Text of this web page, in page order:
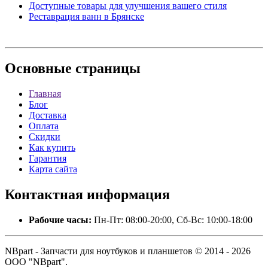
Доступные товары для улучшения вашего стиля
Реставрация ванн в Брянске
Основные страницы
Главная
Блог
Доставка
Оплата
Скидки
Как купить
Гарантия
Карта сайта
Контактная информация
Рабочие часы: Пн-Пт: 08:00-20:00, Сб-Вс: 10:00-18:00
NBpart - Запчасти для ноутбуков и планшетов © 2014 - 2026
ООО "NBpart".